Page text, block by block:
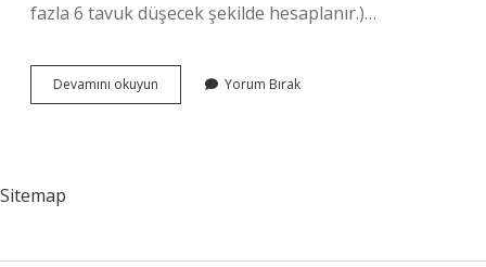
fazla 6 tavuk düşecek şekilde hesaplanır.)…
Devamını okuyun
Tavuk
Yorum Bırak
Sitemap